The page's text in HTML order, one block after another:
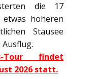
die 17
höheren
Stausee
Tour findet
2026 statt.